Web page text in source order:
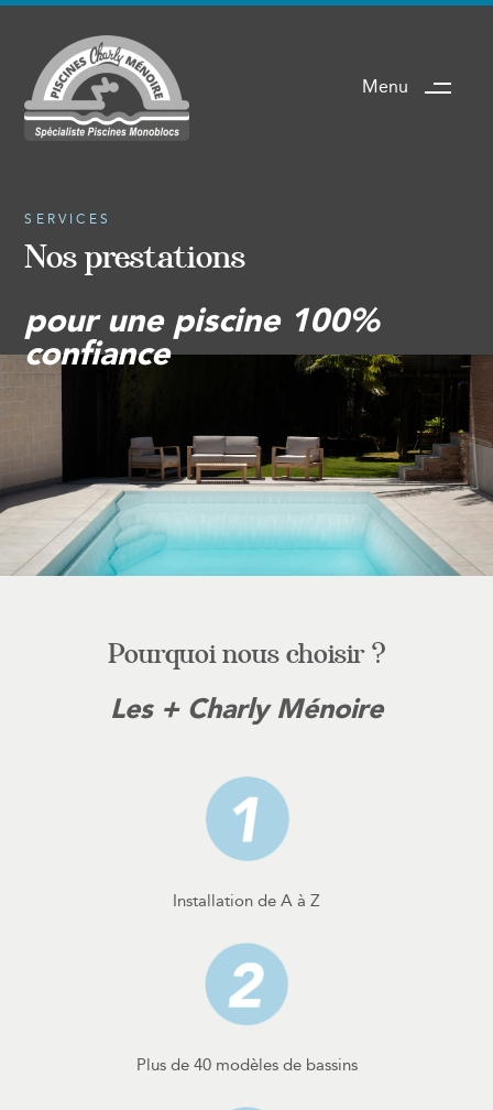
Menu
SERVICES
Nos prestations
pour une piscine 100%
confiance
Pourquoi nous choisir ?
Les + Charly Ménoire
Installation de A à Z
Plus de 40 modèles de bassins